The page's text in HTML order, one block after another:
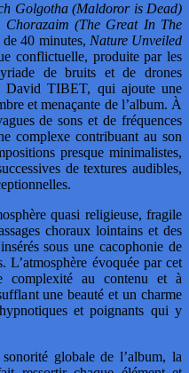
Golgotha (Maldoror is Dead)
(The Great In The
de 40 minutes, Nature Unveiled
conflictuelle, produite par les
de bruits et de drones
David TIBET, qui ajoute une
et menaçante de l’album. À
de sons et de fréquences
complexe contribuant au son
presque minimalistes,
de textures audibles,
quasi religieuse, fragile
choraux lointains et des
sous une cacophonie de
évoquée par cet
complexité au contenu et à
une beauté et un charme
et poignants qui y
globale de l’album, la